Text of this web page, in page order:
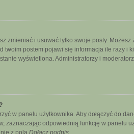
zmieniać i usuwać tylko swoje posty.
postem pojawi się informacja ile razy i
wyświetlona. Administratorzy i
w panelu użytkownika. Aby dołączyć do
zaznaczając odpowiednią funkcję w panelu
z pola Dołącz podpis